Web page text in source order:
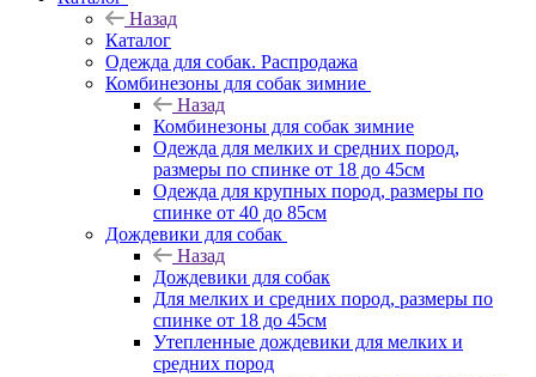
Назад
Каталог
Одежда для собак. Распродажа
Комбинезоны для собак зимние
Назад
Комбинезоны для собак зимние
Одежда для мелких и средних пород,
размеры по спинке от 18 до 45см
Одежда для крупных пород, размеры по
спинке от 40 до 85см
Дождевики для собак
Назад
Дождевики для собак
Для мелких и средних пород, размеры по
спинке от 18 до 45см
Утепленные дождевики для мелких и
средних пород